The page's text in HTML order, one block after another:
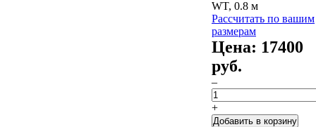
Рассчитать по вашим
размерам
Цена: 17400
руб.
–
+
Добавить в корзину